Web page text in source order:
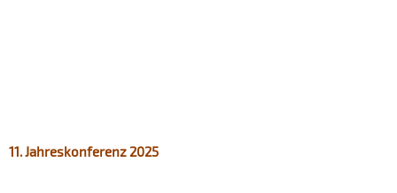
11. Jahreskonferenz 2025